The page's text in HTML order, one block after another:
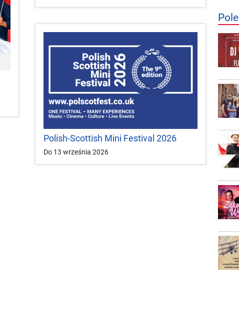
Polish-Scottish Mini Festival 2026
Do 13 września 2026